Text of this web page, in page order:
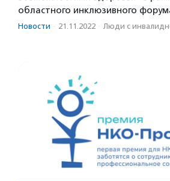
областного инклюзивного
Новости · 21.11.2022 · Люди с